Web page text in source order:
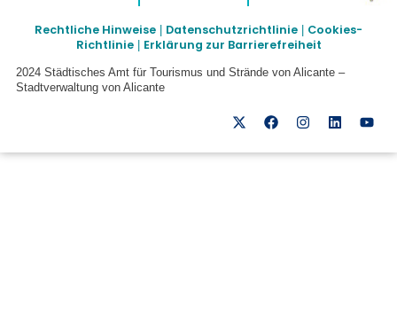
Rechtliche Hinweise Datenschutzrichtlinie
Cookies-
Richtlinie| Erklärung zur Barrierefreiheit
2024 Städtisches Amt für Tourismus und Strände von Alicante –
Stadtverwaltung von Alicante